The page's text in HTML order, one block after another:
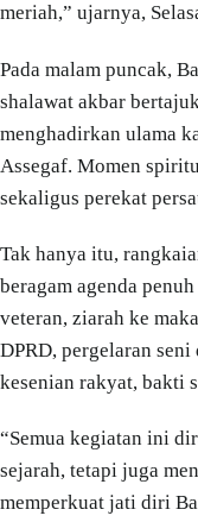
meriah,” ujarnya,
Pada malam puncak,
shalawat akbar
menghadirkan ulama
Assegaf. Momen
sekaligus perekat
Tak hanya itu,
beragam agenda
veteran, ziarah ke
DPRD, pergelaran
kesenian rakyat, bakti
“Semua kegiatan ini
sejarah, tetapi juga
memperkuat jati diri